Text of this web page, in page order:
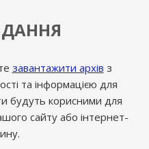
завантажити архів з
та інформацією для
будуть корисними для
сайту або інтернет-